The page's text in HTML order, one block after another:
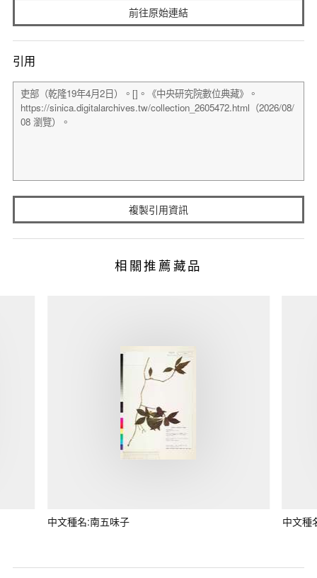
前往原始連結
引用
複製引用資訊
相關推薦藏品
中文種名:南五味子 中文種